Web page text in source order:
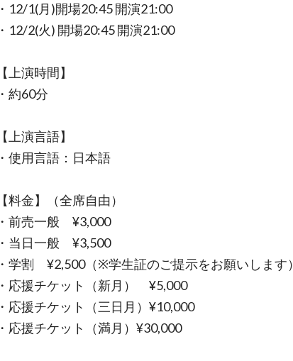
・12/1(月)開場20:45 開演21:00
・12/2(火) 開場20:45 開演21:00
【上演時間】
・約60分
【上演言語】
・使用言語：日本語
【料金】（全席自由）
・前売一般 ¥3,000
・当日一般 ¥3,500
・学割 ¥2,500（※学生証のご提示をお願いします）
・応援チケット（新月） ¥5,000
・応援チケット（三日月）¥10,000
・応援チケット（満月）¥30,000